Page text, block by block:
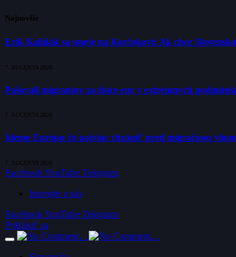
Najnovšie
Erik Kaliňák sa smeje na Korčokovi: Ak chce
7. AUGUSTA 2026
Pašovali migrantov za tisíce eur v extrémnych
7. AUGUSTA 2026
Ideme Európu čo najviac chrániť pred migračnou
7. AUGUSTA 2026
FacebookYouTube Telegram
Inzerujte u nás
FacebookYouTube Telegram
Prihlásiť sa